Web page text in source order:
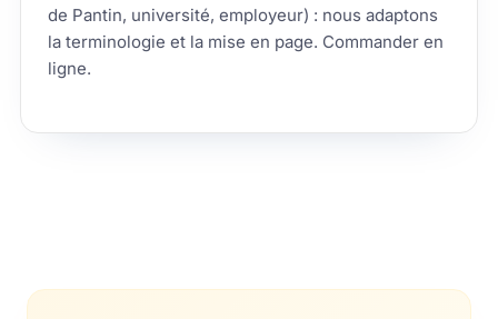
de Pantin, université, employeur) : nous adaptons
la terminologie et la mise en page. Commander en
ligne.